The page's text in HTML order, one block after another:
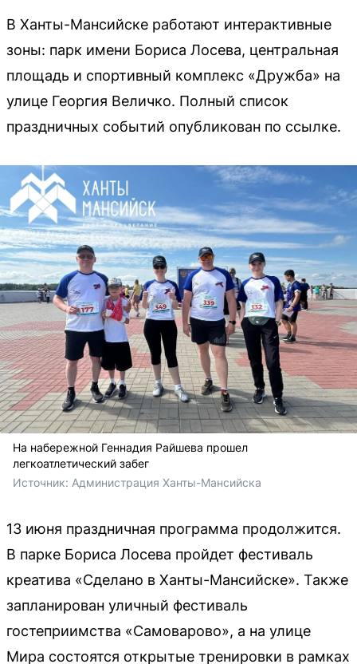
В Ханты-Мансийске работают интерактивные
зоны: парк имени Бориса Лосева, центральная
площадь и спортивный комплекс «Дружба» на
улице Георгия Величко. Полный список
праздничных событий опубликован по ссылке.
На набережной Геннадия Райшева прошел
легкоатлетический забег
Источник: Администрация Ханты-Мансийска
13 июня праздничная программа продолжится.
В парке Бориса Лосева пройдет фестиваль
креатива «Сделано в Ханты-Мансийске». Также
запланирован уличный фестиваль
гостеприимства «Самоварово», а на улице
Мира состоятся открытые тренировки в рамках